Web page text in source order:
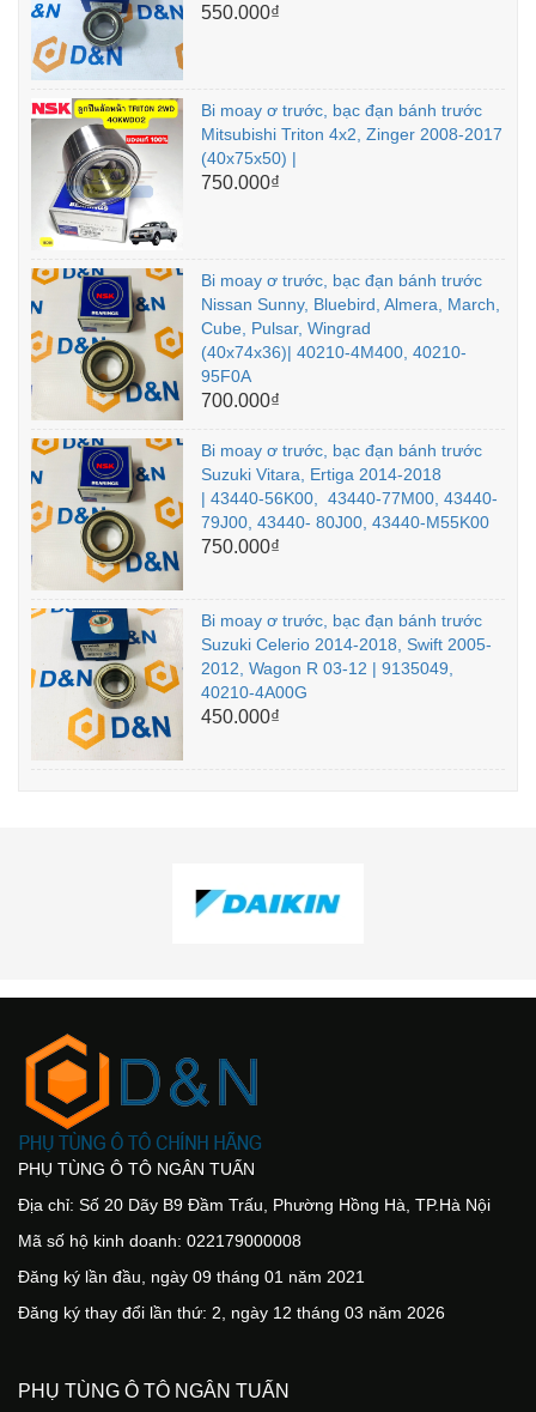
550.000₫
Bi moay ơ trước, bạc đạn bánh trước
Mitsubishi Triton 4x2, Zinger 2008-2017
(40x75x50) |
750.000₫
Bi moay ơ trước, bạc đạn bánh trước
Nissan Sunny, Bluebird, Almera, March,
Cube, Pulsar, Wingrad
(40x74x36)| 40210-4M400, 40210-
95F0A
700.000₫
Bi moay ơ trước, bạc đạn bánh trước
Suzuki Vitara, Ertiga 2014-2018
| 43440-56K00, 43440-77M00, 43440-
79J00, 43440- 80J00, 43440-M55K00
750.000₫
Bi moay ơ trước, bạc đạn bánh trước
Suzuki Celerio 2014-2018, Swift 2005-
2012, Wagon R 03-12 | 9135049,
40210-4A00G
450.000₫
PHỤ TÙNG Ô TÔ NGÂN TUẤN
Địa chỉ: Số 20 Dãy B9 Đầm Trấu, Phường Hồng Hà, TP.Hà Nội
Mã số hộ kinh doanh: 022179000008
Đăng ký lần đầu, ngày 09 tháng 01 năm 2021
Đăng ký thay đổi lần thứ: 2, ngày 12 tháng 03 năm 2026
PHỤ TÙNG Ô TÔ NGÂN TUẤN